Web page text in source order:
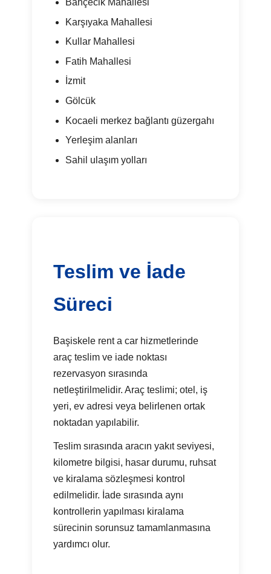
Bahçecik Mahallesi
Karşıyaka Mahallesi
Kullar Mahallesi
Fatih Mahallesi
İzmit
Gölcük
Kocaeli merkez bağlantı güzergahı
Yerleşim alanları
Sahil ulaşım yolları
Teslim ve İade
Süreci
Başiskele rent a car hizmetlerinde
araç teslim ve iade noktası
rezervasyon sırasında
netleştirilmelidir. Araç teslimi; otel, iş
yeri, ev adresi veya belirlenen ortak
noktadan yapılabilir.
Teslim sırasında aracın yakıt seviyesi,
kilometre bilgisi, hasar durumu, ruhsat
ve kiralama sözleşmesi kontrol
edilmelidir. İade sırasında aynı
kontrollerin yapılması kiralama
sürecinin sorunsuz tamamlanmasına
yardımcı olur.